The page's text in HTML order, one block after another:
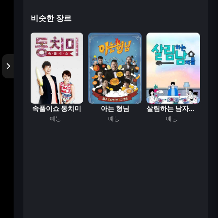
비슷한 장르
속풀이쇼 동치미
예능
아는 형님
예능
살림하는 남자들 시...
예능